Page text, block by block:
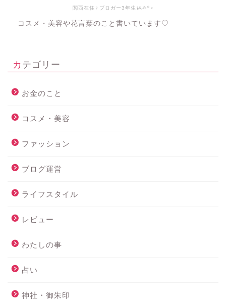
関西在住♀ブロガー3年生ᝰ✍︎꙳⋆
コスメ・美容や花言葉のこと書いています♡
カテゴリー
お金のこと
コスメ・美容
ファッション
ブログ運営
ライフスタイル
レビュー
わたしの事
占い
神社・御朱印